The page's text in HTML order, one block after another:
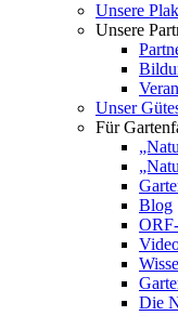
Unsere
Unsere
Unser
Für
Blog
Die